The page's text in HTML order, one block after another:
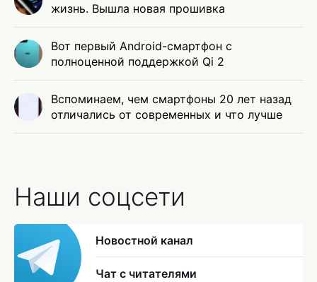
жизнь. Вышла новая прошивка
Вот первый Android-смартфон с
полноценной поддержкой Qi 2
Вспоминаем, чем смартфоны 20 лет назад
отличались от современных и что лучше
Наши соцсети
Новостной канал
Чат с читателями